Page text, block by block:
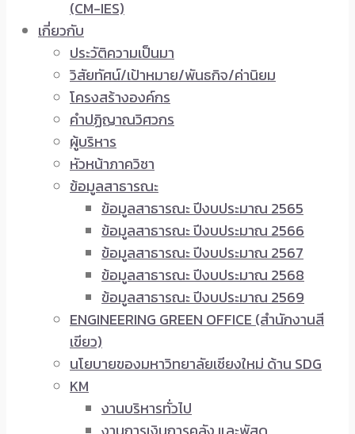
(CM-IES)
เกี่ยวกับ
ประวัติความเป็นมา
วิสัยทัศน์/เป้าหมาย/พันธกิจ/ค่านิยม
โครงสร้างองค์กร
คำปฏิญาณวิศวกร
ผู้บริหาร
หัวหน้าภาควิชา
ข้อมูลสาธารณะ
ข้อมูลสาธารณะ ปีงบประมาณ 2565
ข้อมูลสาธารณะ ปีงบประมาณ 2566
ข้อมูลสาธารณะ ปีงบประมาณ 2567
ข้อมูลสาธารณะ ปีงบประมาณ 2568
ข้อมูลสาธารณะ ปีงบประมาณ 2569
ENGINEERING GREEN OFFICE (สำนักงานสี
เขียว)
นโยบายของมหาวิทยาลัยเชียงใหม่ ด้าน SDG
KM
งานบริหารทั่วไป